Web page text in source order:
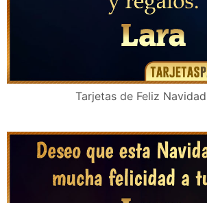
Tarjetas de Feliz